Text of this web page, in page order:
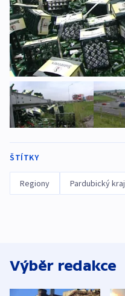
ŠTÍTKY
Regiony Pardubický kraj
Výběr redakce